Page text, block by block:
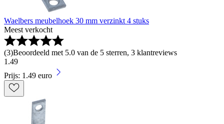
Waelbers meubelhoek 30 mm verzinkt 4 stuks
Meest verkocht
(3)Beoordeeld met 5.0 van de 5 sterren, 3 klantreviews
1 .49
Prijs: 1.49 euro